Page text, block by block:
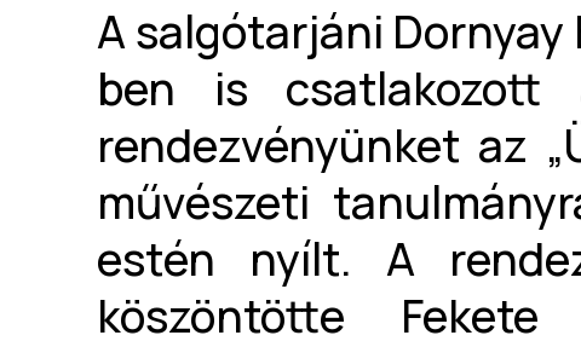
A salgótarjáni Dornyay
ben is csatlakozott
rendezvényünket az
művészeti
estén nyílt. A
köszöntötte